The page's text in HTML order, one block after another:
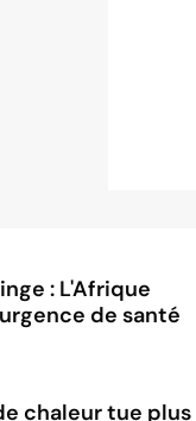
: L'Afrique
de santé
chaleur tue plus